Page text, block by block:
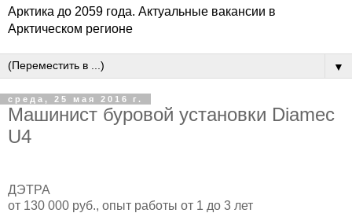
Арктика до 2059 года. Актуальные вакансии в
Арктическом регионе
▼
среда, 25 мая 2016 г.
Машинист буровой установки Diamec
U4
ДЭТРА
от 130 000 руб., опыт работы от 1 до 3 лет